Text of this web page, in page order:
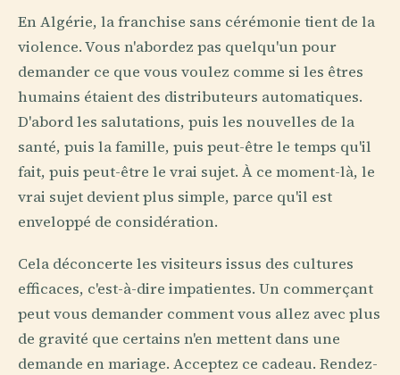
En Algérie, la franchise sans cérémonie tient de la
violence. Vous n'abordez pas quelqu'un pour
demander ce que vous voulez comme si les êtres
humains étaient des distributeurs automatiques.
D'abord les salutations, puis les nouvelles de la
santé, puis la famille, puis peut-être le temps qu'il
fait, puis peut-être le vrai sujet. À ce moment-là, le
vrai sujet devient plus simple, parce qu'il est
enveloppé de considération.
Cela déconcerte les visiteurs issus des cultures
efficaces, c'est-à-dire impatientes. Un commerçant
peut vous demander comment vous allez avec plus
de gravité que certains n'en mettent dans une
demande en mariage. Acceptez ce cadeau. Rendez-